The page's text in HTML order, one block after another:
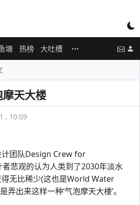
塘 热榜 大吐槽
天大楼
, 10:09
团队Design Crew for
悲观的认为人类到了2030年淡水
无比稀少(这也是World Water
出来这样一种‘气泡摩天大楼’。